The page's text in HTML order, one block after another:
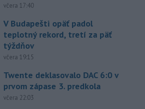
včera 17:40
V Budapešti opäť padol
teplotný rekord, tretí za päť
týždňov
včera 19:15
Twente deklasovalo DAC 6:0 v
prvom zápase 3. predkola
včera 22:03